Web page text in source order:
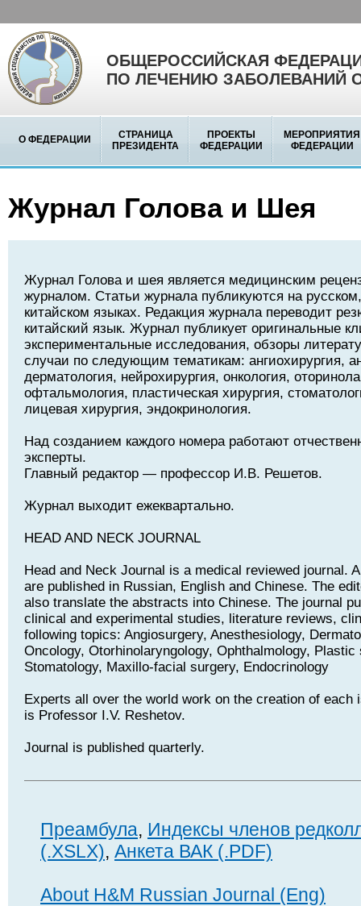
ОБЩЕРОССИЙСКАЯ
ПО ЛЕЧЕНИЮ ЗАБОЛЕВАНИЙ
О ФЕДЕРАЦИИ
СТРАНИЦА
ПРЕЗИДЕНТА
ПРОЕКТЫ
ФЕДЕРАЦИИ
МЕРОПРИЯТИЯ
ФЕДЕРАЦИИ
Журнал Голова и Шея
Журнал Голова и шея является медицинским
журналом. Статьи журнала публикуются на
китайском языках. Редакция журнала переводит
китайский язык. Журнал публикует оригинальные
экспериментальные исследования, обзоры
случаи по следующим тематикам: ангиохирургия,
дерматология, нейрохирургия, онкология,
офтальмология, пластическая хирургия,
лицевая хирургия, эндокринология.
Над созданием каждого номера работают
эксперты.
Главный редактор — профессор И.В. Решетов.
Журнал выходит ежеквартально.
HEAD AND NECK JOURNAL
Head and Neck Journal is a medical reviewed journal.
are published in Russian, English and Chinese. The
also translate the abstracts into Chinese. The journal
clinical and experimental studies, literature reviews,
following topics: Angiosurgery, Anesthesiology,
Oncology, Otorhinolaryngology, Ophthalmology, Plastic
Stomatology, Maxillo-facial surgery, Endocrinology
Experts all over the world work on the creation of each
is Professor I.V. Reshetov.
Journal is published quarterly.
Преамбула, Индексы членов
(.XSLX), Анкета ВАК (.PDF)
About H&M Russian Journal (Eng)